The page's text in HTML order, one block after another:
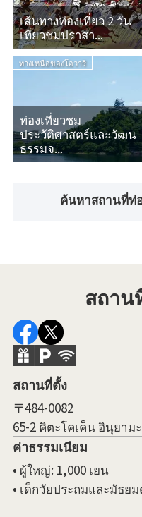
เส้นทางท่องเที่ยว 2 วัน
เที่ยวชมปราสา...
ทางเหนือของโอวาริ
ท่องเที่ยวชม
ประวัติศาสตร์และวัฒน
ธรรมจ...
ค้นหาสถานที่ท่
สถาน
สถานที่ตั้ง
〒484-0082
65-2 คิตะโคเค็น อินุยา
ค่าธรรมเนียม
• ผู้ใหญ่: 1,000 เยน
• เด็กวัยประถมและมัธย